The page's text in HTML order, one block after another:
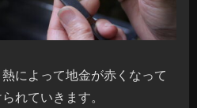
によって地金が赤くなって
れていきます。